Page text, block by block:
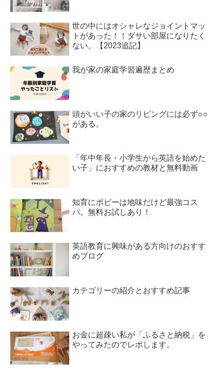
世の中にはオシャレなジョイントマッ
トがあった！！ダサい部屋になりたく
ない。【2023追記】
我が家の家庭学習遍歴まとめ
頭がいい子の家のリビングには必ず○○
がある。
「年中年長・小学生から英語を始めた
い子」におすすめの教材と無料動画
知育にポピーは地味だけど最強コス
パ。無料お試しあり！
英語教育に興味がある方向けのおすす
めブログ
カテゴリーの紹介とおすすめ記事
お金に超疎い私が「ふるさと納税」を
やってみたのでレポします。